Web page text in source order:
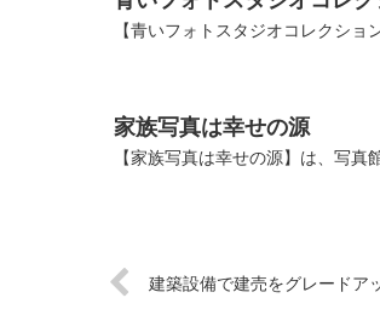
【青いフォトスタジオコレクシ
家族写真は幸せの源
【家族写真は幸せの源】は、写
建築設備で建売をグレードア